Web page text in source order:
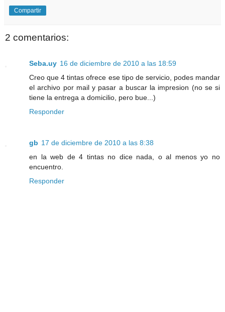
Compartir
2 comentarios:
Seba.uy 16 de diciembre de 2010 a las 18:59
Creo que 4 tintas ofrece ese tipo de servicio, podes mandar
el archivo por mail y pasar a buscar la impresion (no se si
tiene la entrega a domicilio, pero bue...)
Responder
gb 17 de diciembre de 2010 a las 8:38
en la web de 4 tintas no dice nada, o al menos yo no
encuentro.
Responder